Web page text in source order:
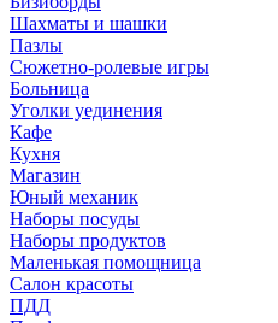
Шахматы и шашки
Пазлы
Сюжетно-ролевые игры
Больница
Уголки уединения
Кафе
Кухня
Магазин
Юный механик
Наборы посуды
Наборы продуктов
Маленькая помощница
Салон красоты
ПДД